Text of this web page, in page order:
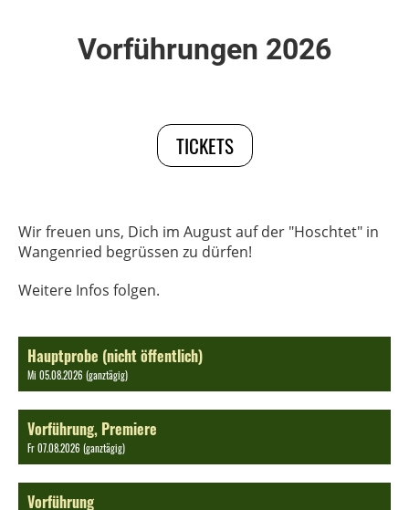
Vorführungen 2026
TICKETS
Wir freuen uns, Dich im August auf der "Hoschtet" in
Wangenried begrüssen zu dürfen!
Weitere Infos folgen.
Hauptprobe (nicht öffentlich)
Mi 05.08.2026 (ganztägig)
Vorführung, Premiere
Fr 07.08.2026 (ganztägig)
Vorführung